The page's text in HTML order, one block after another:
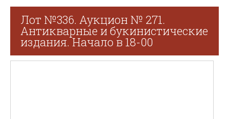
Лот №336. Аукцион № 271.
Антикварные и букинистические
издания. Начало в 18-00